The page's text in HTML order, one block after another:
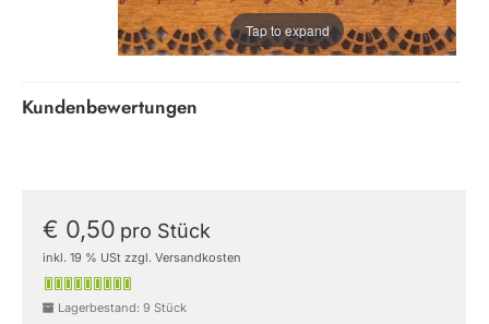
Tap to expand
Kundenbewertungen
€ 0,50 pro Stück
inkl. 19 % USt zzgl. Versandkosten
Lagerbestand: 9 Stück